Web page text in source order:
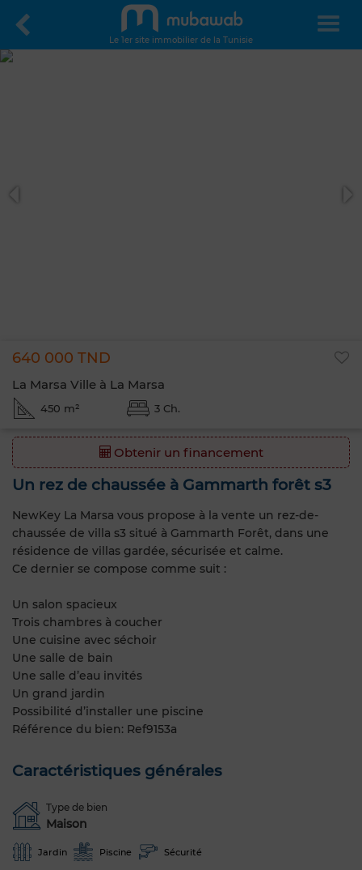
Le 1er site immobilier de la Tunisie
640 000 TND
La Marsa Ville à La Marsa
450 m² 3 Ch.
Obtenir un financement
Un rez de chaussée à Gammarth forêt s3
NewKey La Marsa vous propose à la vente un rez-de-
chaussée de villa s3 situé à Gammarth Forêt, dans une
résidence de villas gardée, sécurisée et calme.
Ce dernier se compose comme suit :
Un salon spacieux
Trois chambres à coucher
Une cuisine avec séchoir
Une salle de bain
Une salle d’eau invités
Un grand jardin
Possibilité d’installer une piscine
Référence du bien: Ref9153a
Caractéristiques générales
Type de bien
Maison
Jardin Piscine Sécurité